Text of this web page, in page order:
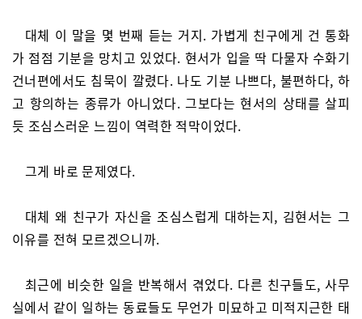
대체 이 말을 몇 번째 듣는 거지. 가볍게 친구에게 건 통화
가 점점 기분을 망치고 있었다. 현서가 입을 딱 다물자 수화기
건너편에서도 침묵이 깔렸다. 나도 기분 나쁘다, 불편하다, 하
고 항의하는 종류가 아니었다. 그보다는 현서의 상태를 살피
듯 조심스러운 느낌이 역력한 적막이었다.
그게 바로 문제였다.
대체 왜 친구가 자신을 조심스럽게 대하는지, 김현서는 그
이유를 전혀 모르겠으니까.
최근에 비슷한 일을 반복해서 겪었다. 다른 친구들도, 사무
실에서 같이 일하는 동료들도 무언가 미묘하고 미적지근한 태